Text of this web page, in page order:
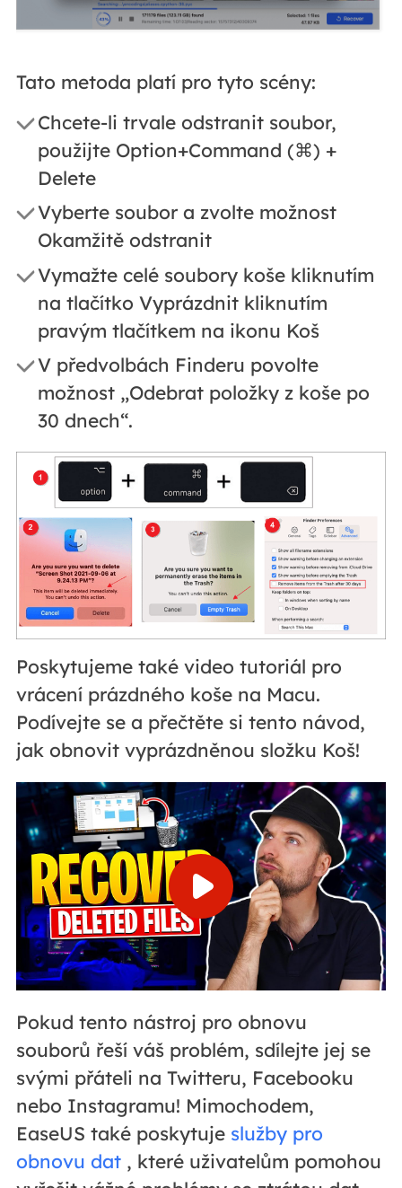
Tato metoda platí pro tyto scény:
Chcete-li trvale odstranit soubor,
použijte Option+Command (⌘) +
Delete
Vyberte soubor a zvolte možnost
Okamžitě odstranit
Vymažte celé soubory koše kliknutím
na tlačítko Vyprázdnit kliknutím
pravým tlačítkem na ikonu Koš
V předvolbách Finderu povolte
možnost „Odebrat položky z koše po
30 dnech“.
Poskytujeme také video tutoriál pro
vrácení prázdného koše na Macu.
Podívejte se a přečtěte si tento návod,
jak obnovit vyprázdněnou složku Koš!
Pokud tento nástroj pro obnovu
souborů řeší váš problém, sdílejte jej se
svými přáteli na Twitteru, Facebooku
nebo Instagramu! Mimochodem,
EaseUS také poskytuje služby pro
obnovu dat, které uživatelům pomohou